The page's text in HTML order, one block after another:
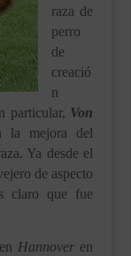
raza de
perro
de
creació
n
particular, Von
la mejora del
Ya desde el
de aspecto
claro que fue
Hannover en